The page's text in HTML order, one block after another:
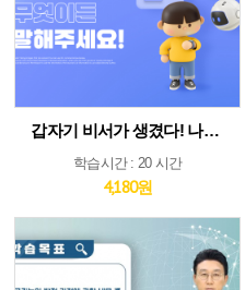
갑자기 비서가 생겼다! 나만의 AI인턴 활용법
학습시간 : 20 시간
4,180원